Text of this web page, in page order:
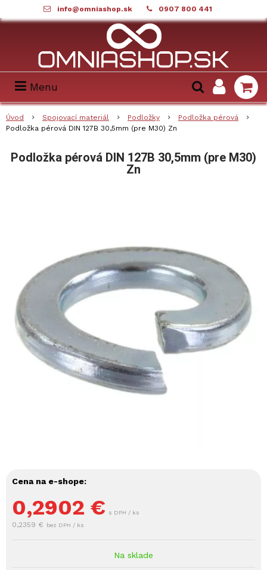
info@omniashop.sk 0907 800 441
Menu
Úvod Spojovací materiál Podložky
Podložka pérová
Podložka pérová DIN 127B 30,5mm (pre M30) Zn
Podložka pérová DIN 127B 30,5mm (pre M30)
Zn
Cena na e-shope:
0,2902 € s DPH / ks
0,2359 € bez DPH / ks
Na sklade